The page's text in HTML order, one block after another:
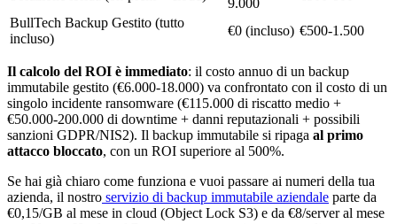
BullTech Backup Gestito (tutto
incluso)
€0 (incluso) €500-1.500
Il calcolo del ROI è immediato: il costo annuo di un backup
immutabile gestito (€6.000-18.000) va confrontato con il costo di un
singolo incidente ransomware (€115.000 di riscatto medio +
€50.000-200.000 di downtime + danni reputazionali + possibili
sanzioni GDPR/NIS2). Il backup immutabile si ripaga al primo
attacco bloccato, con un ROI superiore al 500%.
Se hai già chiaro come funziona e vuoi passare ai numeri della tua
azienda, il nostro servizio di backup immutabile aziendale parte da
€0,15/GB al mese in cloud (Object Lock S3) e da €8/server al mese